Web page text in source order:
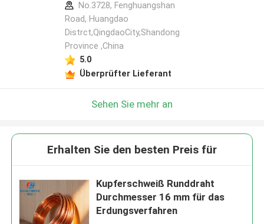
No.3728, Fenghuangshan
Road, Huangdao
Distrct,QingdaoCity,Shandong
Province ,China
5.0
Überprüfter Lieferant
Sehen Sie mehr an
Erhalten Sie den besten Preis für
Kupferschweiß Runddraht
Durchmesser 16 mm für das
Erdungsverfahren